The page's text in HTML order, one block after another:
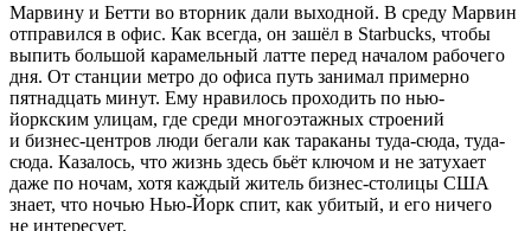
Марвину и Бетти во вторник дали выходной. В среду Марвин
отправился в офис. Как всегда, он зашёл в Starbucks, чтобы
выпить большой карамельный латте перед началом рабочего
дня. От станции метро до офиса путь занимал примерно
пятнадцать минут. Ему нравилось проходить по нью-
йоркским улицам, где среди многоэтажных строений
и бизнес-центров люди бегали как тараканы туда-сюда, туда-
сюда. Казалось, что жизнь здесь бьёт ключом и не затухает
даже по ночам, хотя каждый житель бизнес-столицы США
знает, что ночью Нью-Йорк спит, как убитый, и его ничего
не интересует.